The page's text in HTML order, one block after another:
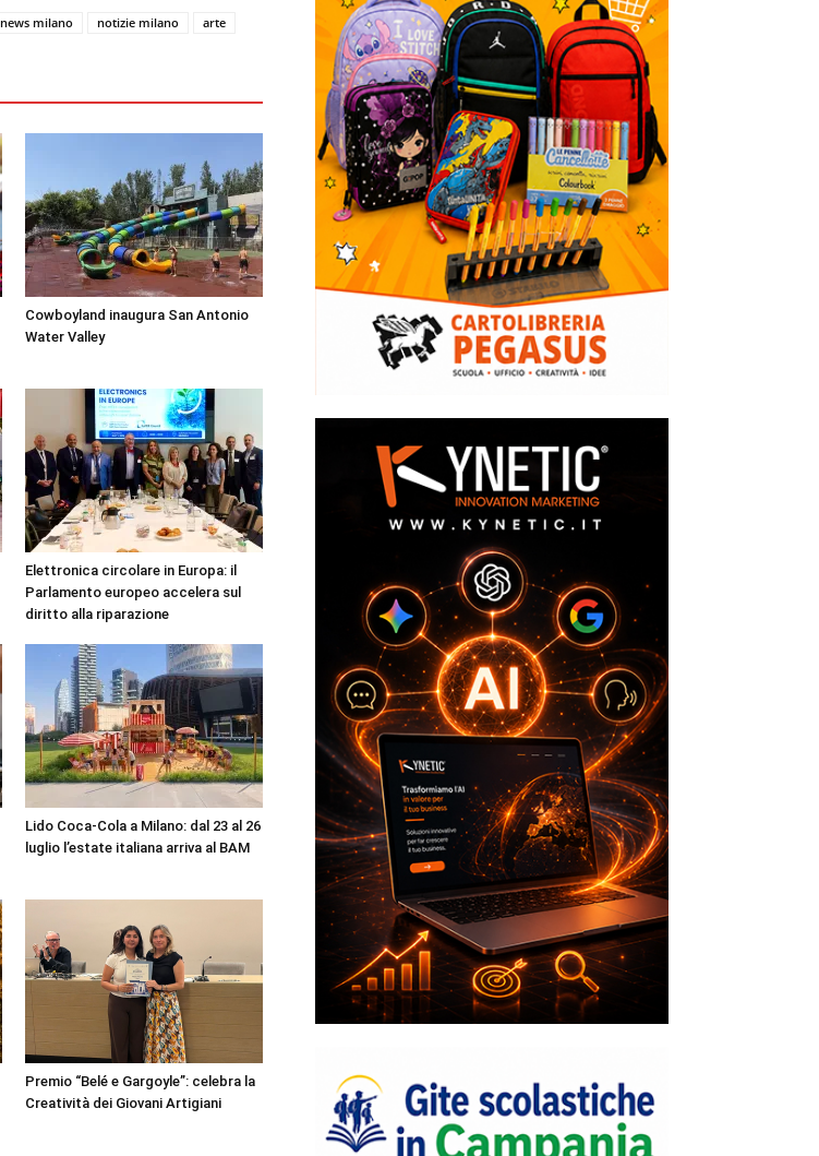
news milano notizie milano arte
Cowboyland inaugura San Antonio
Water Valley
Elettronica circolare in Europa: il
Parlamento europeo accelera sul
diritto alla riparazione
Lido Coca-Cola a Milano: dal 23 al 26
luglio l’estate italiana arriva al BAM
Premio “Belé e Gargoyle”: celebra la
Creatività dei Giovani Artigiani